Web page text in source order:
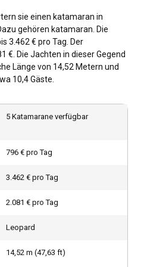
oder besuchen Sie die
New Plymouth. Zu den Top-
Siedlungen Green
die beide über eine Fülle
die sich ideal für Katamaran-
Cays Land and Sea Park ist ein
gehört auch ein Besuch
im Fowl Cay National
eines Katamarans in Marsh
die Niederschläge minimal
Segelveranstaltung, die
sie einen katamaran in
gehören katamaran. Die
3.462 € pro Tag. Der
€. Die Jachten in dieser Gegend
Länge von 14,52 Metern und
10,4 Gäste.
5 Katamarane verfügbar
796 € pro Tag
3.462 € pro Tag
2.081 € pro Tag
Leopard
14,52 m (47,63 ft)